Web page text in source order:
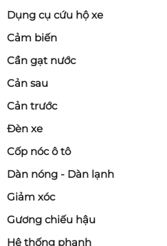
Dụng cụ cứu hộ xe
Cảm biến
Cần gạt nước
Cản sau
Cản trước
Đèn xe
Cốp nóc ô tô
Dàn nóng - Dàn lạnh
Giảm xóc
Gương chiếu hậu
Hệ thống phanh